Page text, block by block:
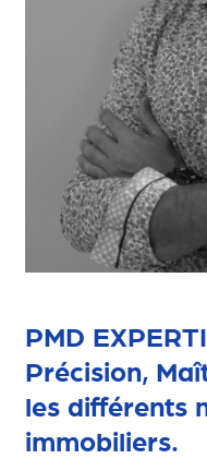
PMD
Précision,
les différents
immobiliers.